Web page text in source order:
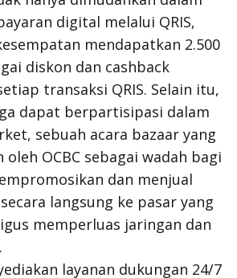
digital melalui QRIS,
mendapatkan 2.500
diskon dan cashback
transaksi QRIS. Selain itu,
dapat berpartisipasi dalam
sebuah acara bazaar yang
OCBC sebagai wadah bagi
dan menjual
langsung ke pasar yang
memperluas jaringan dan
layanan dukungan 24/7